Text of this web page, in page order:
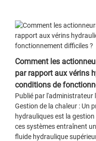
Comment les
par rapport aux vérins
conditions de
Publié par
Gestion de la chaleur : Un
hydrauliques est la
ces systèmes entraînent
fluide hydraulique